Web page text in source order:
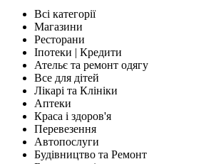
Всі категорії
Магазини
Ресторани
Іпотеки | Кредити
Ательє та ремонт одягу
Все для дітей
Лікарі та Клініки
Аптеки
Краса і здоров'я
Перевезення
Автопослуги
Будівництво та Ремонт